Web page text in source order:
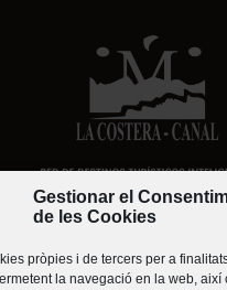
Gestionar el
de les Cookies
pròpies i de tercers per a
la navegació en la web, així